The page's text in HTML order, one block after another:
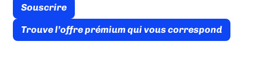
Souscrire
Trouve l’offre prémium qui vous correspond